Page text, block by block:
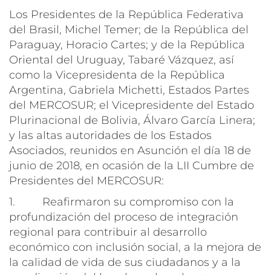
Los Presidentes de la República Federativa
del Brasil, Michel Temer; de la República del
Paraguay, Horacio Cartes; y de la República
Oriental del Uruguay, Tabaré Vázquez, así
como la Vicepresidenta de la República
Argentina, Gabriela Michetti, Estados Partes
del MERCOSUR; el Vicepresidente del Estado
Plurinacional de Bolivia, Álvaro García Linera;
y las altas autoridades de los Estados
Asociados, reunidos en Asunción el día 18 de
junio de 2018, en ocasión de la LII Cumbre de
Presidentes del MERCOSUR:
1. Reafirmaron su compromiso con la
profundización del proceso de integración
regional para contribuir al desarrollo
económico con inclusión social, a la mejora de
la calidad de vida de sus ciudadanos y a la